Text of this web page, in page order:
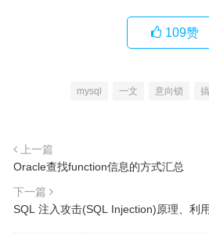
109赞
mysql 一文 意向锁
上一篇
Oracle查找function信息的方式汇总
下一篇
SQL 注入攻击(SQL Injection)原理、利